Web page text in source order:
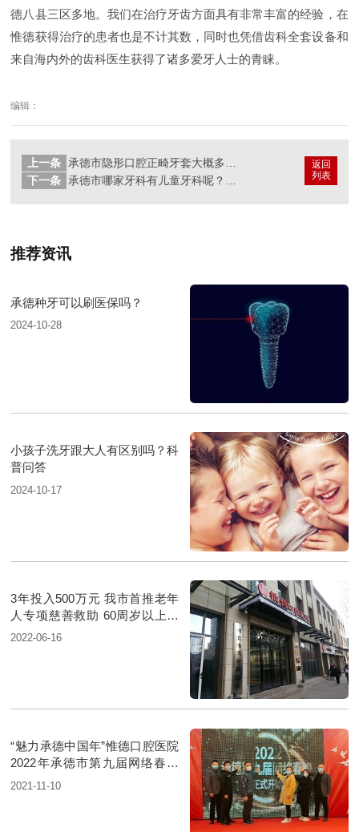
德八县三区多地。我们在治疗牙齿方面具有非常丰富的经验，在
惟德获得治疗的患者也是不计其数，同时也凭借齿科全套设备和
来自海内外的齿科医生获得了诸多爱牙人士的青睐。
编辑：
返回
列表
上一条
下一条
承德市哪家牙科有儿童牙科呢？惟德口腔医院为您解析
推荐资讯
承德种牙可以刷医保吗？
2024-10-28
小孩子洗牙跟大人有区别吗？科
普问答
2024-10-17
3年投入500万元 我市首推老年
人专项慈善救助 60周岁以上老
人治牙费用将获减免
2022-06-16
“魅力承德中国年”惟德口腔医院
2022年承德市第九届网络春晚
正式启动
2021-11-10